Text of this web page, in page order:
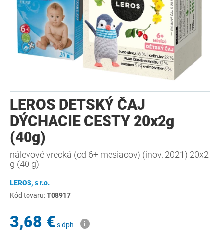
LEROS DETSKÝ ČAJ
DÝCHACIE CESTY 20x2g
(40g)
nálevové vrecká (od 6+ mesiacov) (inov. 2021) 20x2
g (40 g)
LEROS, s r.o.
Kód tovaru:T08917
3,68 € s dph